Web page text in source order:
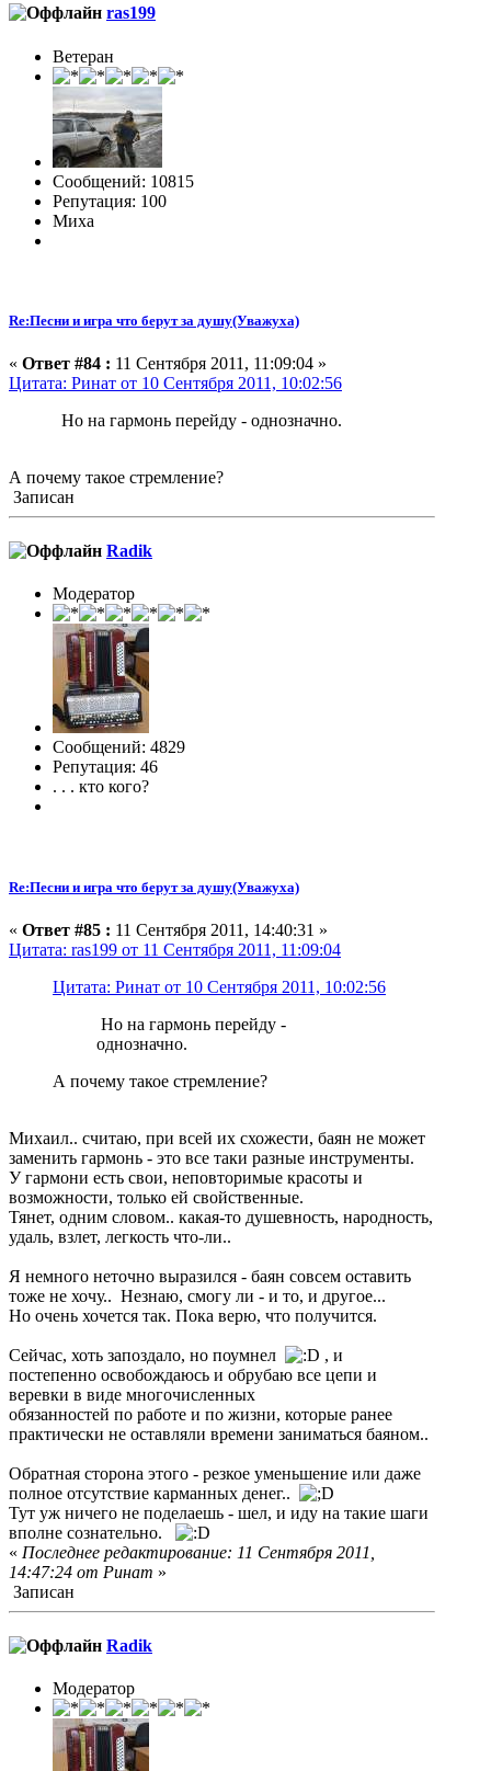
ras199
Ветеран
Сообщений: 10815
Репутация: 100
Миха
Re:Песни и игра что берут за душу(Уважуха)
« Ответ #84 : 11 Сентября 2011, 11:09:04 »
Цитата: Ринат от 10 Сентября 2011, 10:02:56
Но на гармонь перейду - однозначно.
А почему такое стремление?
Записан
Radik
Модератор
Сообщений: 4829
Репутация: 46
. . . кто кого?
Re:Песни и игра что берут за душу(Уважуха)
« Ответ #85 : 11 Сентября 2011, 14:40:31 »
Цитата: ras199 от 11 Сентября 2011, 11:09:04
Цитата: Ринат от 10 Сентября 2011, 10:02:56
Но на гармонь перейду -
однозначно.
А почему такое стремление?
Михаил.. считаю, при всей их схожести, баян не может
заменить гармонь - это все таки разные инструменты.
У гармони есть свои, неповторимые красоты и
возможности, только ей свойственные.
Тянет, одним словом.. какая-то душевность, народность,
удаль, взлет, легкость что-ли..
Я немного неточно выразился - баян совсем оставить
тоже не хочу.. Незнаю, смогу ли - и то, и другое...
Но очень хочется так. Пока верю, что получится.
Сейчас, хоть запоздало, но поумнел
, и
постепенно освобождаюсь и обрубаю все цепи и
веревки в виде многочисленных
обязанностей по работе и по жизни, которые ранее
практически не оставляли времени заниматься баяном..
Обратная сторона этого - резкое уменьшение или даже
полное отсутствие карманных денег..
Тут уж ничего не поделаешь - шел, и иду на такие шаги
вполне сознательно.
« Последнее редактирование: 11 Сентября 2011,
14:47:24 от Ринат »
Записан
Radik
Модератор